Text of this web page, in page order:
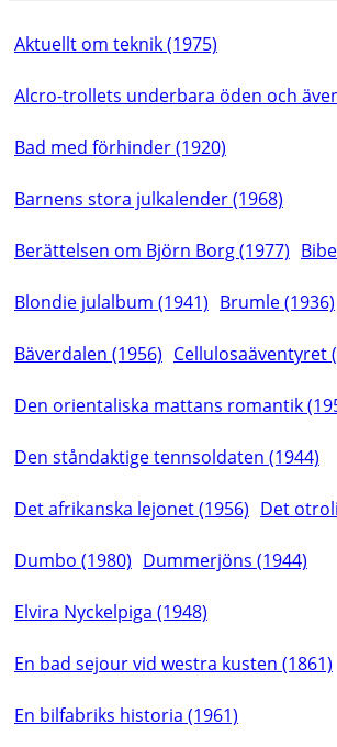
Aktuellt om teknik (1975)
Alcro-trollets underbara öden och
Bad med förhinder (1920)
Barnens stora julkalender (1968)
Berättelsen om Björn Borg (1977)
Blondie julalbum (1941) Brumle (1936)
Bäverdalen (1956) Cellulosaäventyret
Den orientaliska mattans romantik
Den ståndaktige tennsoldaten (1944)
Det afrikanska lejonet (1956) Det
Dumbo (1980) Dummerjöns (1944)
Elvira Nyckelpiga (1948)
En bad sejour vid westra kusten (1861)
En bilfabriks historia (1961)